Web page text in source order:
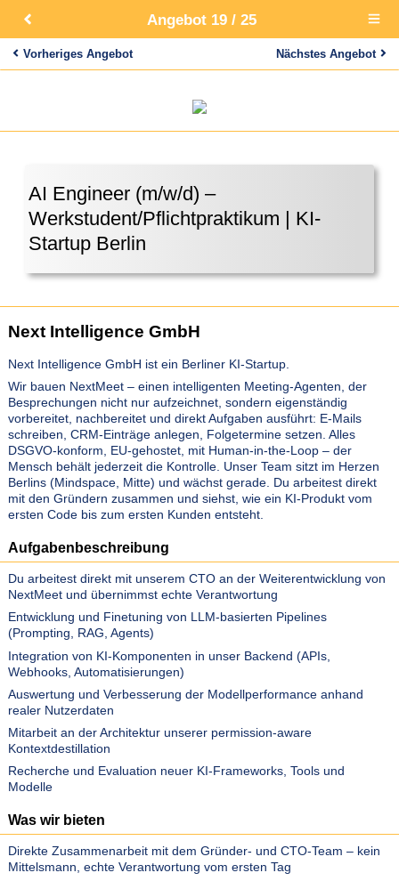
Angebot 19 / 25
Open
menu
Vorheriges Angebot Nächstes Angebot
AI Engineer (m/w/d) –
Werkstudent/Pflichtpraktikum | KI-
Startup Berlin
Next Intelligence GmbH
Next Intelligence GmbH ist ein Berliner KI-Startup.
Wir bauen NextMeet – einen intelligenten Meeting-Agenten, der
Besprechungen nicht nur aufzeichnet, sondern eigenständig
vorbereitet, nachbereitet und direkt Aufgaben ausführt: E-Mails
schreiben, CRM-Einträge anlegen, Folgetermine setzen. Alles
DSGVO-konform, EU-gehostet, mit Human-in-the-Loop – der
Mensch behält jederzeit die Kontrolle. Unser Team sitzt im Herzen
Berlins (Mindspace, Mitte) und wächst gerade. Du arbeitest direkt
mit den Gründern zusammen und siehst, wie ein KI-Produkt vom
ersten Code bis zum ersten Kunden entsteht.
Aufgabenbeschreibung
Du arbeitest direkt mit unserem CTO an der Weiterentwicklung von
NextMeet und übernimmst echte Verantwortung
Entwicklung und Finetuning von LLM-basierten Pipelines
(Prompting, RAG, Agents)
Integration von KI-Komponenten in unser Backend (APIs,
Webhooks, Automatisierungen)
Auswertung und Verbesserung der Modellperformance anhand
realer Nutzerdaten
Mitarbeit an der Architektur unserer permission-aware
Kontextdestillation
Recherche und Evaluation neuer KI-Frameworks, Tools und
Modelle
Was wir bieten
Direkte Zusammenarbeit mit dem Gründer- und CTO-Team – kein
Mittelsmann, echte Verantwortung vom ersten Tag